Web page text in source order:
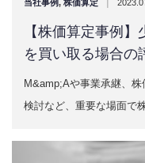
当社事例, 株価算定
【株価算定事例
を買い取る場合の
M&amp;Aや事業承継、
検討など、重要な場面で